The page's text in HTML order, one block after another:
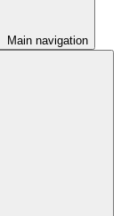
Main navigation